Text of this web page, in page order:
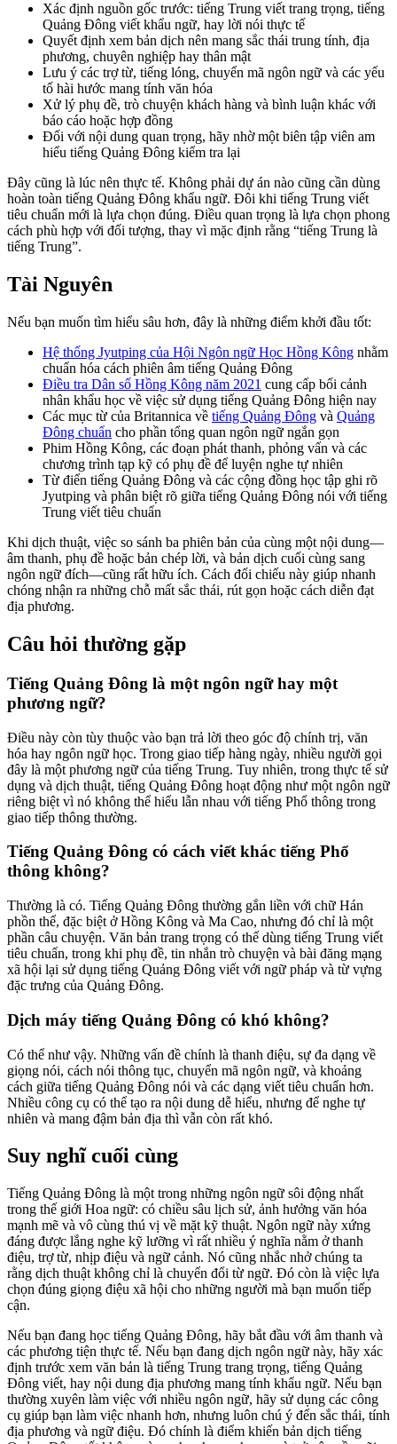
Xác định nguồn gốc trước: tiếng Trung viết trang trọng, tiếng
Quảng Đông viết khẩu ngữ, hay lời nói thực tế
Quyết định xem bản dịch nên mang sắc thái trung tính, địa
phương, chuyên nghiệp hay thân mật
Lưu ý các trợ từ, tiếng lóng, chuyển mã ngôn ngữ và các yếu
tố hài hước mang tính văn hóa
Xử lý phụ đề, trò chuyện khách hàng và bình luận khác với
báo cáo hoặc hợp đồng
Đối với nội dung quan trọng, hãy nhờ một biên tập viên am
hiểu tiếng Quảng Đông kiểm tra lại
Đây cũng là lúc nên thực tế. Không phải dự án nào cũng cần dùng
hoàn toàn tiếng Quảng Đông khẩu ngữ. Đôi khi tiếng Trung viết
tiêu chuẩn mới là lựa chọn đúng. Điều quan trọng là lựa chọn phong
cách phù hợp với đối tượng, thay vì mặc định rằng “tiếng Trung là
tiếng Trung”.
Tài Nguyên
Nếu bạn muốn tìm hiểu sâu hơn, đây là những điểm khởi đầu tốt:
Hệ thống Jyutping của Hội Ngôn ngữ Học Hồng Kông nhằm
chuẩn hóa cách phiên âm tiếng Quảng Đông
Điều tra Dân số Hồng Kông năm 2021 cung cấp bối cảnh
nhân khẩu học về việc sử dụng tiếng Quảng Đông hiện nay
Các mục từ của Britannica về tiếng Quảng Đông và Quảng
Đông chuẩn cho phần tổng quan ngôn ngữ ngắn gọn
Phim Hồng Kông, các đoạn phát thanh, phỏng vấn và các
chương trình tạp kỹ có phụ đề để luyện nghe tự nhiên
Từ điển tiếng Quảng Đông và các cộng đồng học tập ghi rõ
Jyutping và phân biệt rõ giữa tiếng Quảng Đông nói với tiếng
Trung viết tiêu chuẩn
Khi dịch thuật, việc so sánh ba phiên bản của cùng một nội dung—
âm thanh, phụ đề hoặc bản chép lời, và bản dịch cuối cùng sang
ngôn ngữ đích—cũng rất hữu ích. Cách đối chiếu này giúp nhanh
chóng nhận ra những chỗ mất sắc thái, rút gọn hoặc cách diễn đạt
địa phương.
Câu hỏi thường gặp
Tiếng Quảng Đông là một ngôn ngữ hay một
phương ngữ?
Điều này còn tùy thuộc vào bạn trả lời theo góc độ chính trị, văn
hóa hay ngôn ngữ học. Trong giao tiếp hàng ngày, nhiều người gọi
đây là một phương ngữ của tiếng Trung. Tuy nhiên, trong thực tế sử
dụng và dịch thuật, tiếng Quảng Đông hoạt động như một ngôn ngữ
riêng biệt vì nó không thể hiểu lẫn nhau với tiếng Phổ thông trong
giao tiếp thông thường.
Tiếng Quảng Đông có cách viết khác tiếng Phổ
thông không?
Thường là có. Tiếng Quảng Đông thường gắn liền với chữ Hán
phồn thể, đặc biệt ở Hồng Kông và Ma Cao, nhưng đó chỉ là một
phần câu chuyện. Văn bản trang trọng có thể dùng tiếng Trung viết
tiêu chuẩn, trong khi phụ đề, tin nhắn trò chuyện và bài đăng mạng
xã hội lại sử dụng tiếng Quảng Đông viết với ngữ pháp và từ vựng
đặc trưng của Quảng Đông.
Dịch máy tiếng Quảng Đông có khó không?
Có thể như vậy. Những vấn đề chính là thanh điệu, sự đa dạng về
giọng nói, cách nói thông tục, chuyển mã ngôn ngữ, và khoảng
cách giữa tiếng Quảng Đông nói và các dạng viết tiêu chuẩn hơn.
Nhiều công cụ có thể tạo ra nội dung dễ hiểu, nhưng để nghe tự
nhiên và mang đậm bản địa thì vẫn còn rất khó.
Suy nghĩ cuối cùng
Tiếng Quảng Đông là một trong những ngôn ngữ sôi động nhất
trong thế giới Hoa ngữ: có chiều sâu lịch sử, ảnh hưởng văn hóa
mạnh mẽ và vô cùng thú vị về mặt kỹ thuật. Ngôn ngữ này xứng
đáng được lắng nghe kỹ lưỡng vì rất nhiều ý nghĩa nằm ở thanh
điệu, trợ từ, nhịp điệu và ngữ cảnh. Nó cũng nhắc nhở chúng ta
rằng dịch thuật không chỉ là chuyển đổi từ ngữ. Đó còn là việc lựa
chọn đúng giọng điệu xã hội cho những người mà bạn muốn tiếp
cận.
Nếu bạn đang học tiếng Quảng Đông, hãy bắt đầu với âm thanh và
các phương tiện thực tế. Nếu bạn đang dịch ngôn ngữ này, hãy xác
định trước xem văn bản là tiếng Trung trang trọng, tiếng Quảng
Đông viết, hay nội dung địa phương mang tính khẩu ngữ. Nếu bạn
thường xuyên làm việc với nhiều ngôn ngữ, hãy sử dụng các công
cụ giúp bạn làm việc nhanh hơn, nhưng luôn chú ý đến sắc thái, tính
địa phương và ngữ điệu. Đó chính là điểm khiến bản dịch tiếng